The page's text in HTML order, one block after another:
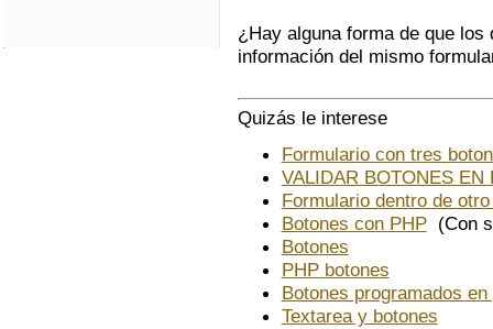
¿Hay alguna forma de que
información del mismo
Quizás le interese
Formulario con tres
VALIDAR BOTONES EN
Formulario dentro de
Botones con PHP(Con
Botones
PHP botones
Botones programados en
Textarea y botones